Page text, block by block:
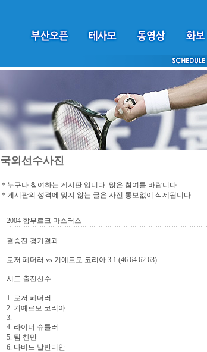
국외선수사진
＊누구나 참여하는 게시판 입니다. 많은 참여를 바랍니다
＊게시판의 성격에 맞지 않는 글은 사전 통보없이 삭제됩니다
2004 함부르크 마스터스
결승전 경기결과
로저 페더러 vs 기예르모 코리아 3:1 (46 64 62 63)
시드 출전선수
1. 로저 페더러
2. 기예르모 코리아
3.
4. 라이너 슈틀러
5. 팀 헨만
6. 다비드 날반디안